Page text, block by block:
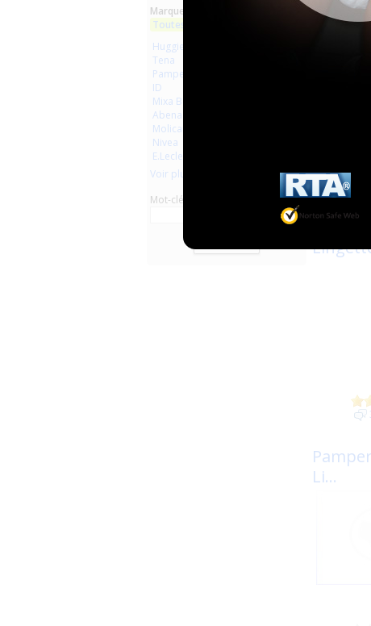
Marques :
Toutes les marques
Huggies
Tena
Pampers
ID
Mixa Bébé
Abena
Molicare
Nivea
E.Leclerc
Voir plus
Mot-clé
...
Li...